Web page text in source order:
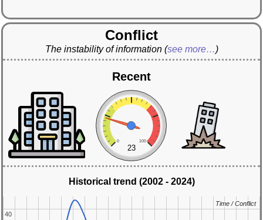
Conflict
The instability of information (see more…)
Recent
0 100
23
Historical trend (2002 - 2024)
40
40
Time / Conflict
Time / Conflict